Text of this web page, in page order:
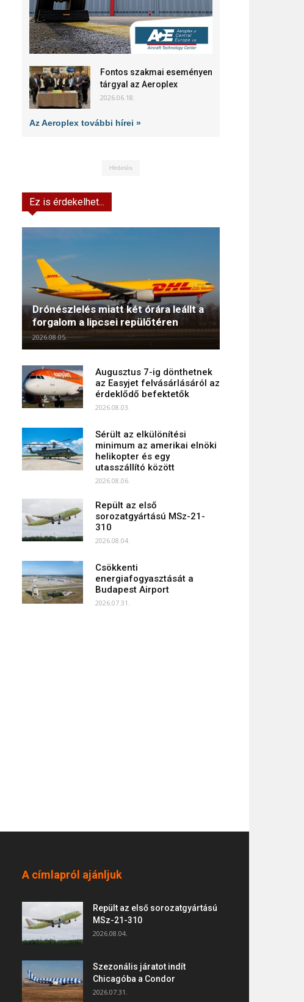
Fontos szakmai eseményen
tárgyal az Aeroplex
2026.06.18.
Az Aeroplex további hírei »
Hirdetés
Ez is érdekelhet...
Drónészlelés miatt két órára leállt a
forgalom a lipcsei repülőtéren
2026.08.05.
Augusztus 7-ig dönthetnek
az Easyjet felvásárlásáról az
érdeklődő befektetők
2026.08.03.
Sérült az elkülönítési
minimum az amerikai elnöki
helikopter és egy
utasszállító között
2026.08.06.
Repült az első
sorozatgyártású MSz-21-
310
2026.08.04.
Csökkenti
energiafogyasztását a
Budapest Airport
2026.07.31.
A címlapról ajánljuk
Repült az első sorozatgyártású
MSz-21-310
2026.08.04.
Szezonális járatot indít
Chicagóba a Condor
2026.07.31.